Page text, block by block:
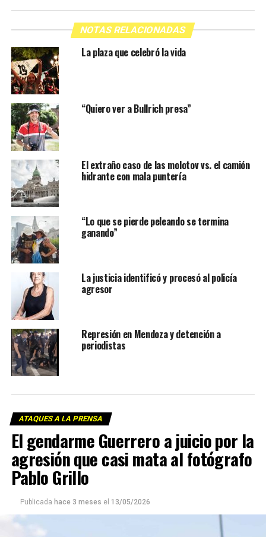
NOTAS RELACIONADAS
La plaza que celebró la vida
“Quiero ver a Bullrich presa”
El extraño caso de las molotov vs. el camión
hidrante con mala puntería
“Lo que se pierde peleando se termina
ganando”
La justicia identificó y procesó al policía
agresor
Represión en Mendoza y detención a
periodistas
ATAQUES A LA PRENSA
El gendarme Guerrero a juicio por la
agresión que casi mata al fotógrafo
Pablo Grillo
Publicada hace 3 meses el 13/05/2026